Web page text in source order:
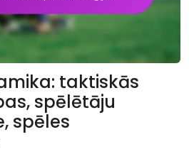
taktiskās
spēlētāju
spēles